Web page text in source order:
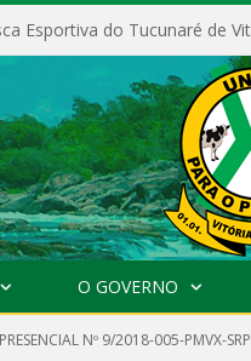
O GOVERNO
Nº 9/2018-005-PMVX-SRP